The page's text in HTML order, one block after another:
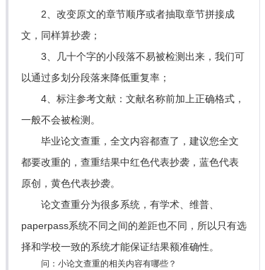
2、改变原文的章节顺序或者抽取章节拼接成
文，同样算抄袭；
3、几十个字的小段落不易被检测出来，我们可
以通过多划分段落来降低重复率；
4、标注参考文献：文献名称前加上正确格式，
一般不会被检测。
毕业论文查重，全文内容都查了，建议您全文
都要改重的，查重结果中红色代表抄袭，蓝色代表
原创，黄色代表抄袭。
论文查重分为很多系统，有学术、维普、
paperpass系统不同之间的差距也不同，所以只有选
择和学校一致的系统才能保证结果额准确性。
问：小论文查重的相关内容有哪些？